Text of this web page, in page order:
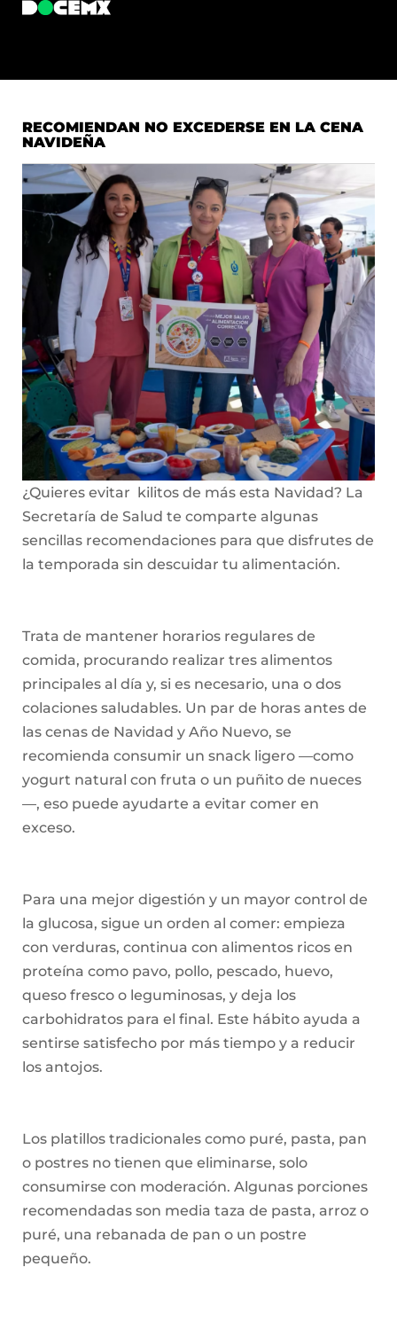
RECOMIENDAN NO EXCEDERSE EN LA CENA
NAVIDEÑA
¿Quieres evitar kilitos de más esta Navidad? La
Secretaría de Salud te comparte algunas
sencillas recomendaciones para que disfrutes de
la temporada sin descuidar tu alimentación.
Trata de mantener horarios regulares de
comida, procurando realizar tres alimentos
principales al día y, si es necesario, una o dos
colaciones saludables. Un par de horas antes de
las cenas de Navidad y Año Nuevo, se
recomienda consumir un snack ligero —como
yogurt natural con fruta o un puñito de nueces
—, eso puede ayudarte a evitar comer en
exceso.
Para una mejor digestión y un mayor control de
la glucosa, sigue un orden al comer: empieza
con verduras, continua con alimentos ricos en
proteína como pavo, pollo, pescado, huevo,
queso fresco o leguminosas, y deja los
carbohidratos para el final. Este hábito ayuda a
sentirse satisfecho por más tiempo y a reducir
los antojos.
Los platillos tradicionales como puré, pasta, pan
o postres no tienen que eliminarse, solo
consumirse con moderación. Algunas porciones
recomendadas son media taza de pasta, arroz o
puré, una rebanada de pan o un postre
pequeño.